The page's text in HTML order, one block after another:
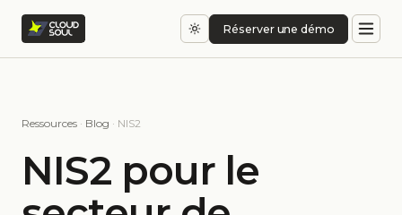
Réserver une démo
Ressources · Blog · NIS2
NIS2 pour le